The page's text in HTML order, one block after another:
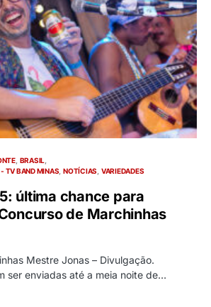
BRASIL
TV BAND MINAS NOTÍCIAS VARIEDADES
última chance para
de Marchinhas
Mestre Jonas – Divulgação.
ser enviadas até a meia noite de…